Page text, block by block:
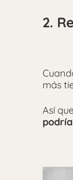
2.
más
Así